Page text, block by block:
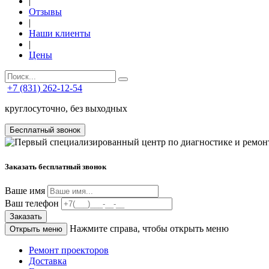
Отзывы
|
Наши клиенты
|
Цены
+7 (831) 262-12-54
круглосуточно, без выходных
Бесплатный звонок
Заказать бесплатный звонок
Ваше имя
Ваш телефон
Заказать
Открыть меню
Нажмите справа, чтобы открыть меню
Ремонт проекторов
Доставка